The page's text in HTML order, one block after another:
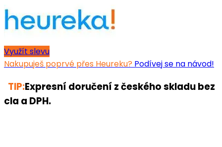
Využít slevu
Nakupuješ poprvé přes Heureku? Podívej se na návod!
TIP:Expresní doručení z českého skladu bez
cla a DPH.